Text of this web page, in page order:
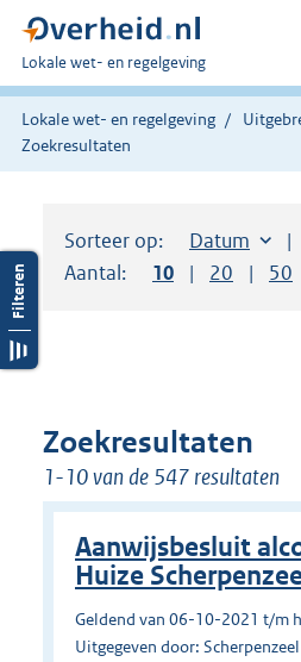
U
bent
hier:
Lokale wet- en regelgeving
Lokale wet- en regelgeving
Zoekresultaten
Sorteer op: Sorteer op:
Datum
Aantal:
Toon
10 resultaten
Toon
20 50
Zoekresultaten
1-10 van de 547 resultaten
Aanwijsbesluit
Huize
Geldend van 06-10-2021 t/m
Uitgegeven door: Scherpenzeel